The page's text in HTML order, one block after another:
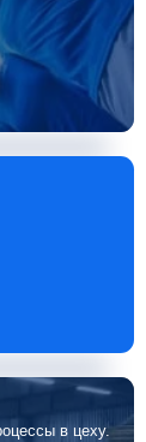
в цеху.